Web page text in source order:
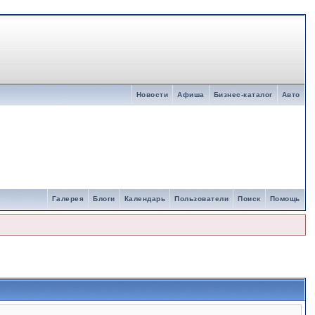
Авто
Бизнес-каталог
Афиша
Новости
Помощь
Поиск
Пользователи
Календарь
Блоги
Галерея